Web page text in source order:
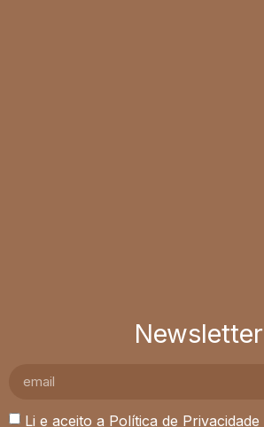
Newsletter
Li e aceito a Política de Privacidade